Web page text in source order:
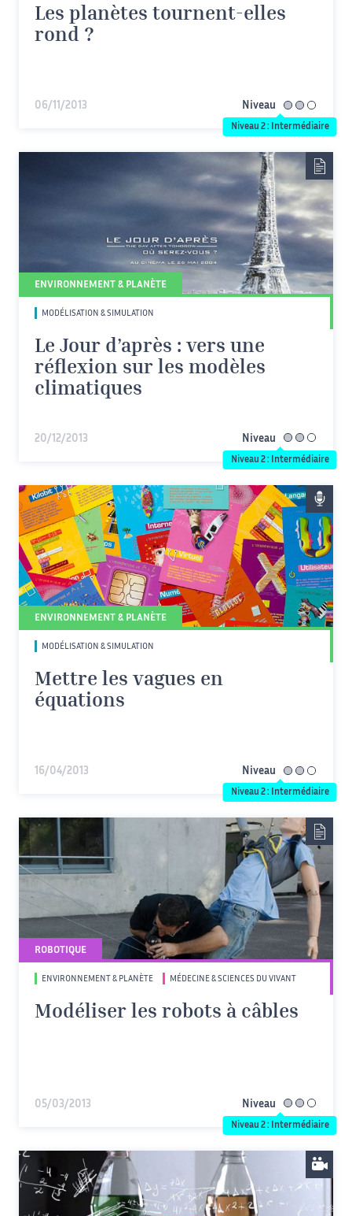
Les planètes tournent-elles
rond ?
06/11/2013 Niveau intermédiaire
Niveau 2 : Intermédiaire
ENVIRONNEMENT & PLANÈTE
MODÉLISATION & SIMULATION
Le Jour d’après : vers une
réflexion sur les modèles
climatiques
20/12/2013 Niveau intermédiaire
Niveau 2 : Intermédiaire
ENVIRONNEMENT & PLANÈTE
MODÉLISATION & SIMULATION
Mettre les vagues en
équations
16/04/2013 Niveau intermédiaire
Niveau 2 : Intermédiaire
ROBOTIQUE
ENVIRONNEMENT & PLANÈTE MÉDECINE & SCIENCES DU VIVANT
Modéliser les robots à câbles
05/03/2013 Niveau intermédiaire
Niveau 2 : Intermédiaire